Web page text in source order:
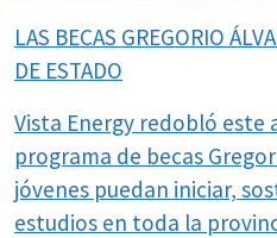
LAS BECAS GREGORIO
DE ESTADO
Vista Energy redobló este
programa de becas
jóvenes puedan iniciar,
estudios en toda la